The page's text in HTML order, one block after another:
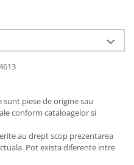
sunt piese de origine sau
conform cataloagelor si
au drept scop prezentarea
Pot exista diferente intre